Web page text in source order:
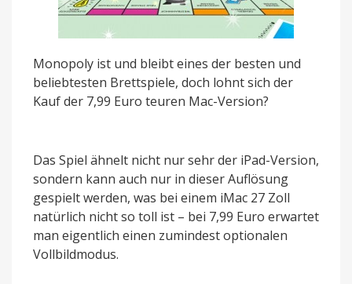
Monopoly ist und bleibt eines der besten und
beliebtesten Brettspiele, doch lohnt sich der
Kauf der 7,99 Euro teuren Mac-Version?
Das Spiel ähnelt nicht nur sehr der iPad-Version,
sondern kann auch nur in dieser Auflösung
gespielt werden, was bei einem iMac 27 Zoll
natürlich nicht so toll ist – bei 7,99 Euro erwartet
man eigentlich einen zumindest optionalen
Vollbildmodus.